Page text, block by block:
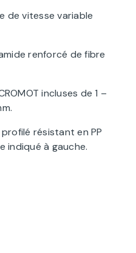
de vitesse variable
renforcé de fibre
incluses de 1 –
résistant en PP
indiqué à gauche.